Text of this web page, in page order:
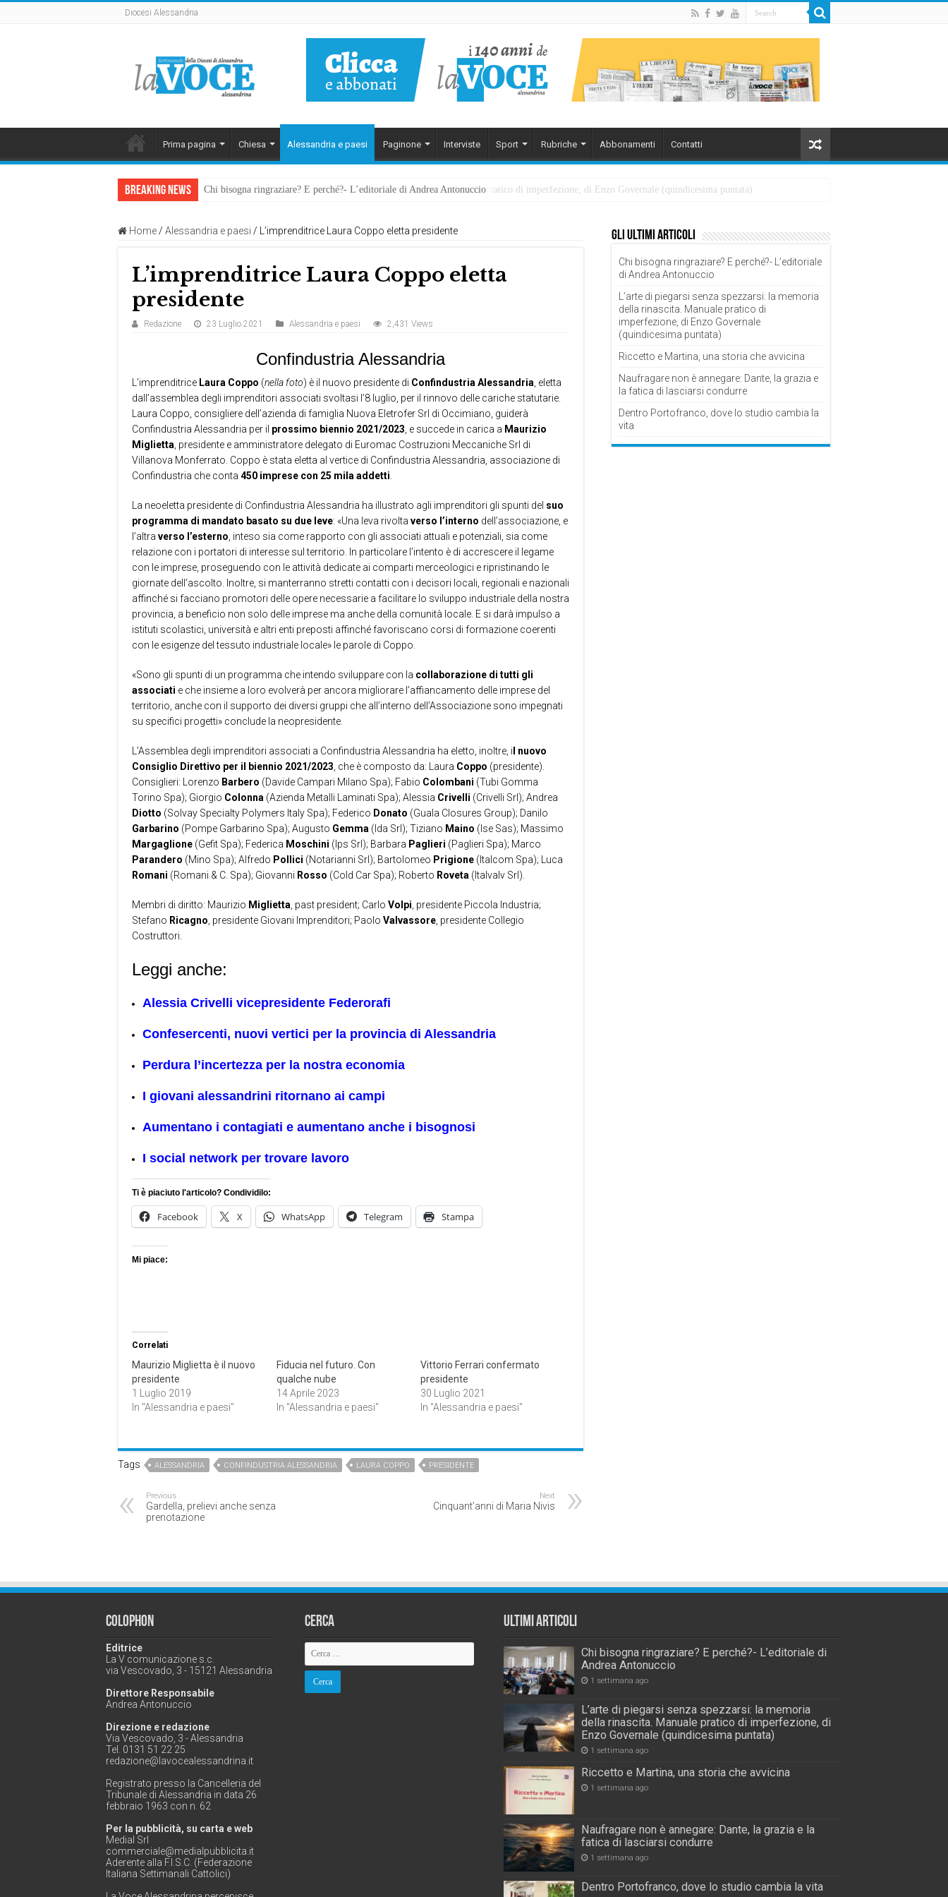
Diocesi Alessandria
Prima pagina Chiesa Alessandria e paesi Paginone Interviste Sport Rubriche Abbonamenti Contatti
Breaking News Chi bisogna ringraziare? E perché?- L’editoriale di Andrea Antonuccio
L’arte di piegarsi senza spezzarsi: la memoria della rinascita. Manuale pratico di imperfezione, di Enzo Governale (quindicesima puntata)
Home / Alessandria e paesi / L’imprenditrice Laura Coppo eletta presidente
L’imprenditrice Laura Coppo eletta
presidente
Redazione 23 Luglio 2021 Alessandria e paesi 2,431 Views
Confindustria Alessandria
L’imprenditrice Laura Coppo (nella foto) è il nuovo presidente di ConfindustriaAlessandria, eletta
dall’assemblea degli imprenditori associati svoltasi l’8 luglio, per il rinnovo delle cariche statutarie.
Laura Coppo, consigliere dell’azienda di famiglia Nuova Eletrofer Srl di Occimiano, guiderà
Confindustria Alessandria per il prossimo biennio 2021/2023, e succede in carica a Maurizio
Miglietta, presidente e amministratore delegato di Euromac Costruzioni Meccaniche Srl di
Villanova Monferrato. Coppo è stata eletta al vertice di Confindustria Alessandria, associazione di
Confindustria che conta 450 imprese con 25 mila addetti.
La neoeletta presidente di Confindustria Alessandria ha illustrato agli imprenditori gli spunti del suo
programma di mandato basato su due leve: «Una leva rivolta verso l’interno dell’associazione, e
l’altra verso l’esterno, inteso sia come rapporto con gli associati attuali e potenziali, sia come
relazione con i portatori di interesse sul territorio. In particolare l’intento è di accrescere il legame
con le imprese, proseguendo con le attività dedicate ai comparti merceologici e ripristinando le
giornate dell’ascolto. Inoltre, si manterranno stretti contatti con i decisori locali, regionali e nazionali
affinché si facciano promotori delle opere necessarie a facilitare lo sviluppo industriale della nostra
provincia, a beneficio non solo delle imprese ma anche della comunità locale. E si darà impulso a
istituti scolastici, università e altri enti preposti affinché favoriscano corsi di formazione coerenti
con le esigenze del tessuto industriale locale» le parole di Coppo.
«Sono gli spunti di un programma che intendo sviluppare con la collaborazione di tutti gli
associati e che insieme a loro evolverà per ancora migliorare l’affiancamento delle imprese del
territorio, anche con il supporto dei diversi gruppi che all’interno dell’Associazione sono impegnati
su specifici progetti» conclude la neopresidente.
L’Assemblea degli imprenditori associati a Confindustria Alessandria ha eletto, inoltre, i l nuovo
Consiglio Direttivo per il biennio 2021/2023, che è composto da: Laura Coppo (presidente).
Consiglieri: Lorenzo Barbero (Davide Campari Milano Spa); Fabio Colombani (Tubi Gomma
Torino Spa); Giorgio Colonna (Azienda Metalli Laminati Spa); Alessia Crivelli (Crivelli Srl); Andrea
Diotto (Solvay Specialty Polymers Italy Spa); Federico Donato (Guala Closures Group); Danilo
Garbarino (Pompe Garbarino Spa); Augusto Gemma (Ida Srl); Tiziano Maino (Ise Sas); Massimo
Margaglione (Gefit Spa); Federica Moschini (Ips Srl); Barbara Paglieri (Paglieri Spa); Marco
Parandero (Mino Spa); Alfredo Pollici (Notarianni Srl); Bartolomeo Prigione (Italcom Spa); Luca
Romani (Romani & C. Spa); Giovanni Rosso (Cold Car Spa); Roberto Roveta (Italvalv Srl).
Membri di diritto: Maurizio Miglietta, past president; Carlo Volpi, presidente Piccola Industria;
Stefano Ricagno, presidente Giovani Imprenditori; Paolo Valvassore, presidente Collegio
Costruttori.
Leggi anche:
Alessia Crivelli vicepresidente Federorafi
Confesercenti, nuovi vertici per la provincia di Alessandria
Perdura l’incertezza per la nostra economia
I giovani alessandrini ritornano ai campi
Aumentano i contagiati e aumentano anche i bisognosi
I social network per trovare lavoro
Ti è piaciuto l'articolo? Condividilo:
Facebook X WhatsApp Telegram Stampa
Mi piace:
Correlati
Maurizio Miglietta è il nuovo
presidente
1 Luglio 2019
In "Alessandria e paesi"
Fiducia nel futuro. Con
qualche nube
14 Aprile 2023
In "Alessandria e paesi"
Vittorio Ferrari confermato
presidente
30 Luglio 2021
In "Alessandria e paesi"
Tags ALESSANDRIA CONFINDUSTRIA ALESSANDRIA LAURA COPPO PRESIDENTE
Previous
Gardella, prelievi anche senza
prenotazione
Next
Cinquant’anni di Maria Nivis
Gli ultimi articoli
Chi bisogna ringraziare? E perché?- L’editoriale
di Andrea Antonuccio
L’arte di piegarsi senza spezzarsi: la memoria
della rinascita. Manuale pratico di
imperfezione, di Enzo Governale
(quindicesima puntata)
Riccetto e Martina, una storia che avvicina
Naufragare non è annegare: Dante, la grazia e
la fatica di lasciarsi condurre
Dentro Portofranco, dove lo studio cambia la
vita
Colophon
Editrice
La V comunicazione s.c.
via Vescovado, 3 - 15121 Alessandria
Direttore Responsabile
Andrea Antonuccio
Direzione e redazione
Via Vescovado, 3 - Alessandria
Tel. 0131 51 22 25
redazione@lavocealessandrina.it
Registrato presso la Cancelleria del
Tribunale di Alessandria in data 26
febbraio 1963 con n. 62
Per la pubblicità, su carta e web
Medial Srl
commerciale@medialpubblicita.it
Aderente alla F.I.S.C. (Federazione
Italiana Settimanali Cattolici)
Cerca Ultimi Articoli
Chi bisogna ringraziare? E perché?- L’editoriale di
Andrea Antonuccio
1 settimana ago
L’arte di piegarsi senza spezzarsi: la memoria
della rinascita. Manuale pratico di imperfezione, di
Enzo Governale (quindicesima puntata)
1 settimana ago
Riccetto e Martina, una storia che avvicina
1 settimana ago
Naufragare non è annegare: Dante, la grazia e la
fatica di lasciarsi condurre
1 settimana ago
Dentro Portofranco, dove lo studio cambia la vita